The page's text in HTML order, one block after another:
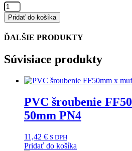
množstvo
reflektor
SPOTTIE
9LED/10W
farebný
1
Pridať do košíka
ĎALŠIE PRODUKTY
Súvisiace produkty
PVC šroubenie
50mm PN4
11,42 € S DPH
Pridať do košíka